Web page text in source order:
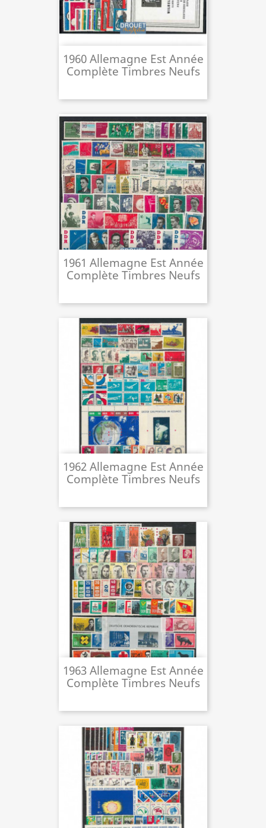
1960 Allemagne Est Année
Complète Timbres Neufs
1961 Allemagne Est Année
Complète Timbres Neufs
1962 Allemagne Est Année
Complète Timbres Neufs
1963 Allemagne Est Année
Complète Timbres Neufs